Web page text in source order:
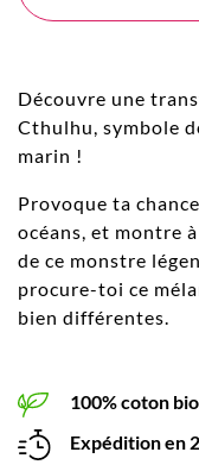
Découvre une
Cthulhu, symbole
marin !
Provoque ta
océans, et montre
de ce monstre
procure-toi ce
bien différentes.
100% coton bio
Expédition en